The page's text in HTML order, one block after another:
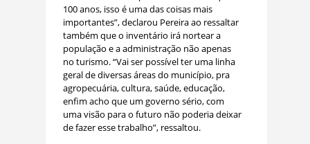
100 anos, isso é uma das coisas mais
importantes”, declarou Pereira ao ressaltar
também que o inventário irá nortear a
população e a administração não apenas
no turismo. “Vai ser possível ter uma linha
geral de diversas áreas do município, pra
agropecuária, cultura, saúde, educação,
enfim acho que um governo sério, com
uma visão para o futuro não poderia deixar
de fazer esse trabalho”, ressaltou.